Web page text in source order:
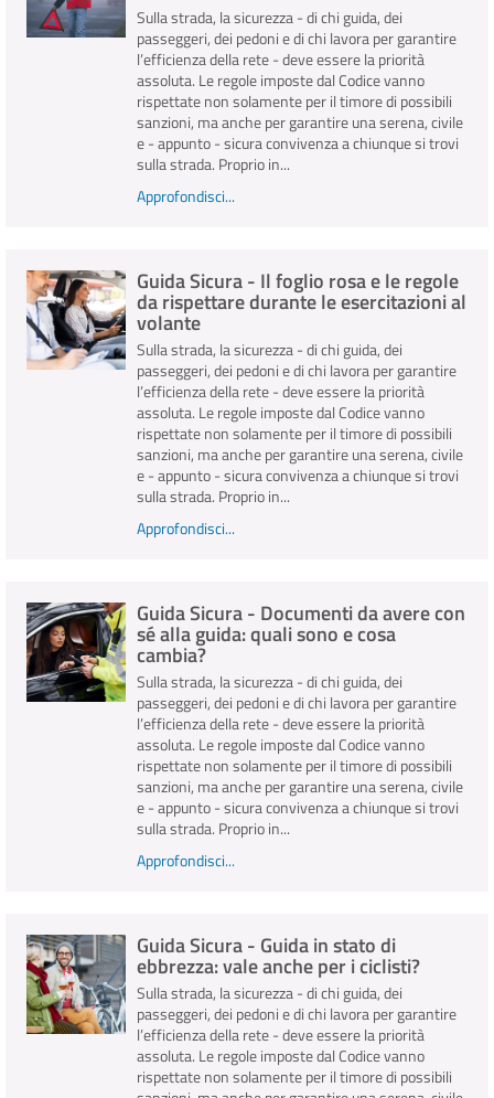
Sulla strada, la sicurezza - di chi guida, dei
passeggeri, dei pedoni e di chi lavora per garantire
l’efficienza della rete - deve essere la priorità
assoluta. Le regole imposte dal Codice vanno
rispettate non solamente per il timore di possibili
sanzioni, ma anche per garantire una serena, civile
e - appunto - sicura convivenza a chiunque si trovi
sulla strada. Proprio in...
Approfondisci...
Guida Sicura - Il foglio rosa e le regole
da rispettare durante le esercitazioni al
volante
Sulla strada, la sicurezza - di chi guida, dei
passeggeri, dei pedoni e di chi lavora per garantire
l’efficienza della rete - deve essere la priorità
assoluta. Le regole imposte dal Codice vanno
rispettate non solamente per il timore di possibili
sanzioni, ma anche per garantire una serena, civile
e - appunto - sicura convivenza a chiunque si trovi
sulla strada. Proprio in...
Approfondisci...
Guida Sicura - Documenti da avere con
sé alla guida: quali sono e cosa
cambia?
Sulla strada, la sicurezza - di chi guida, dei
passeggeri, dei pedoni e di chi lavora per garantire
l’efficienza della rete - deve essere la priorità
assoluta. Le regole imposte dal Codice vanno
rispettate non solamente per il timore di possibili
sanzioni, ma anche per garantire una serena, civile
e - appunto - sicura convivenza a chiunque si trovi
sulla strada. Proprio in...
Approfondisci...
Guida Sicura - Guida in stato di
ebbrezza: vale anche per i ciclisti?
Sulla strada, la sicurezza - di chi guida, dei
passeggeri, dei pedoni e di chi lavora per garantire
l’efficienza della rete - deve essere la priorità
assoluta. Le regole imposte dal Codice vanno
rispettate non solamente per il timore di possibili